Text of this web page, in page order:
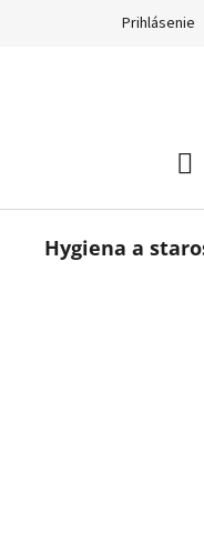
Prihlásenie
Hygiena a